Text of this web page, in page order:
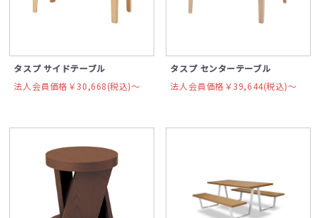
タスプ サイドテーブル
法人会員価格￥30,668(税込)〜
タスプ センターテーブル
法人会員価格￥39,644(税込)〜